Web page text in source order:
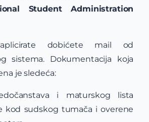
Student Administration
dobićete mail od
sistema. Dokumentacija koja
je sledeća:
i maturskog lista
kod sudskog tumača i overene